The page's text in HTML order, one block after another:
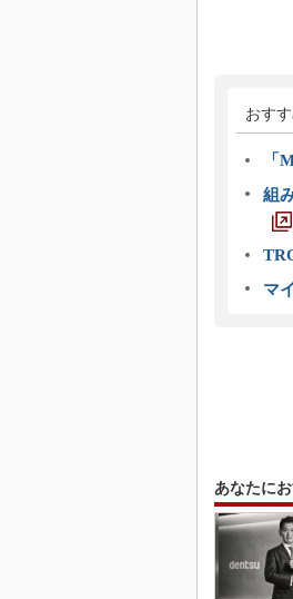
おす
「
組
マ
あなたに